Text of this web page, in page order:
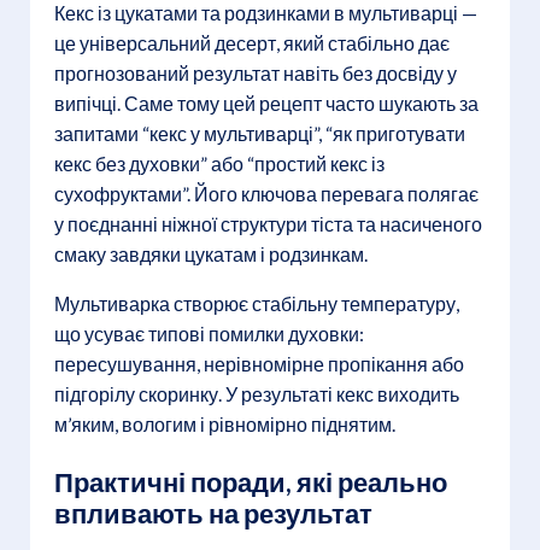
Кекс із цукатами та родзинками в мультиварці —
це універсальний десерт, який стабільно дає
прогнозований результат навіть без досвіду у
випічці. Саме тому цей рецепт часто шукають за
запитами “кекс у мультиварці”, “як приготувати
кекс без духовки” або “простий кекс із
сухофруктами”. Його ключова перевага полягає
у поєднанні ніжної структури тіста та насиченого
смаку завдяки цукатам і родзинкам.
Мультиварка створює стабільну температуру,
що усуває типові помилки духовки:
пересушування, нерівномірне пропікання або
підгорілу скоринку. У результаті кекс виходить
м’яким, вологим і рівномірно піднятим.
Практичні поради, які реально
впливають на результат